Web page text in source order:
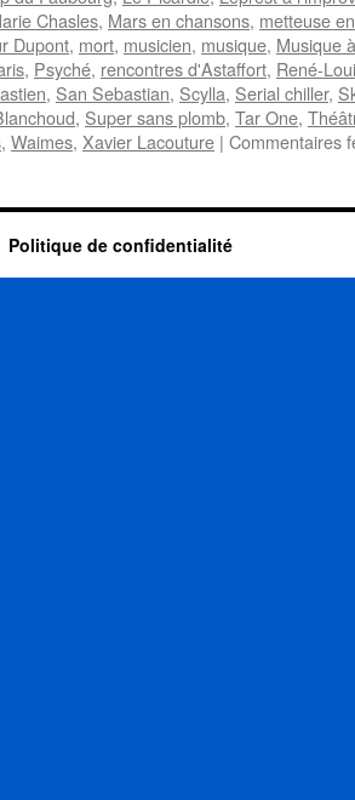
Chasles, Mars en chansons, metteuse
Dupont, mort, musicien, musique, Musique
, Psyché, rencontres d'Astaffort, René-
, San Sebastian, Scylla, Serial chiller,
, Super sans plomb, Tar One,
, Waimes, Xavier Lacouture | Commentaires
Politique de confidentialité